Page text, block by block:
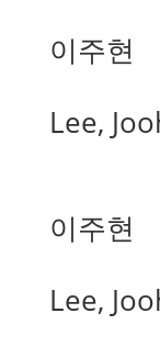
이주현
Lee,
이주현
Lee,